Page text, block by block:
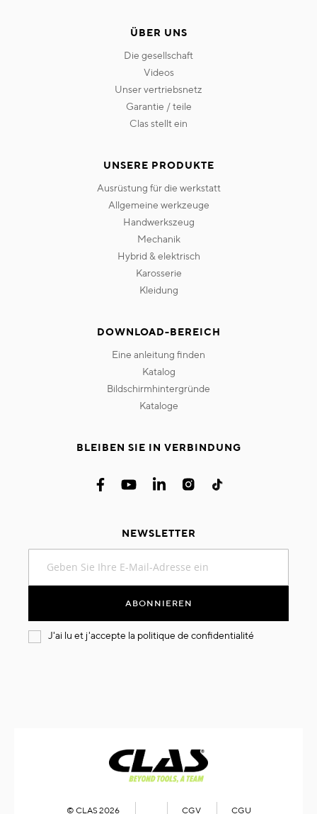
ÜBER UNS
die gesellschaft
videos
unser vertriebsnetz
garantie / teile
clas stellt ein
UNSERE PRODUKTE
ausrüstung für die werkstatt
allgemeine werkzeuge
handwerkszeug
mechanik
hybrid & elektrisch
karosserie
kleidung
DOWNLOAD-BEREICH
eine anleitung finden
katalog
bildschirmhintergründe
kataloge
BLEIBEN SIE IN VERBINDUNG
NEWSLETTER
sich
an:
ABONNIEREN
J'ai lu et j'accepte la politique de confidentialité
© CLAS 2026 CGV CGU